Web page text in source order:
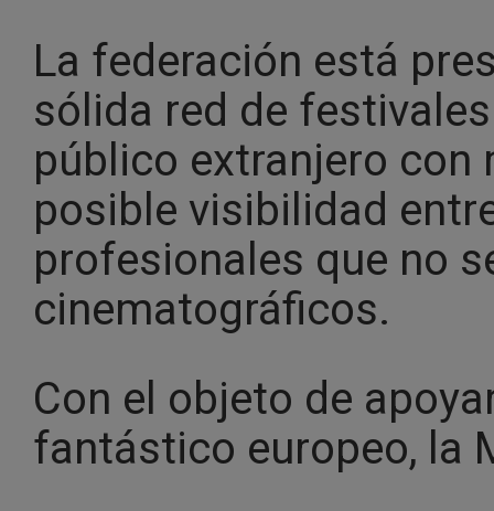
La federación está
sólida red de
público extranjero con
posible visibilidad
profesionales que no
cinematográficos.
Con el objeto de
fantástico europeo, la